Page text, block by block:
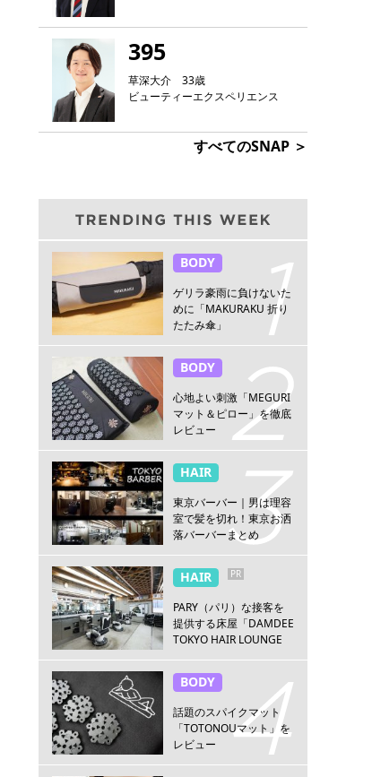
395
草深大介 33歳
ビューティーエクスペリエンス
すべてのSNAP ＞
BODY
ゲリラ豪雨に負けないた
めに「MAKURAKU 折り
たたみ傘」
BODY
心地よい刺激「MEGURI
マット＆ピロー」を徹底
レビュー
HAIR
東京バーバー｜男は理容
室で髪を切れ！東京お洒
落バーバーまとめ
HAIR PR
PARY（パリ）な接客を
提供する床屋「DAMDEE
TOKYO HAIR LOUNGE
BODY
話題のスパイクマット
「TOTONOUマット」を
レビュー